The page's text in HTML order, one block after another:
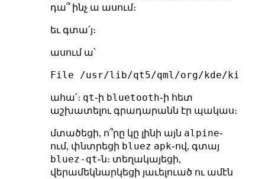
դա՞ ինչ ա ասում։
եւ գտա՛յ։
ասում ա՝
ահա՛։ qt֊ի bluetooth֊ի հետ
աշխատելու գրադարանն էր պակաս։
մտածեցի, ո՞րը կը լինի այն alpine֊
ում, փնտրեցի bluez apk֊ով, գտայ
bluez-qt֊ն։ տեղակայեցի,
վերամեկնարկեցի յաւելուած ու ամէն